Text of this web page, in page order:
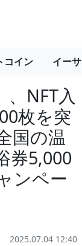
コイン イー
NFT入
枚を突
国の温
券5,000
ンペー
2025.07.04 12:40